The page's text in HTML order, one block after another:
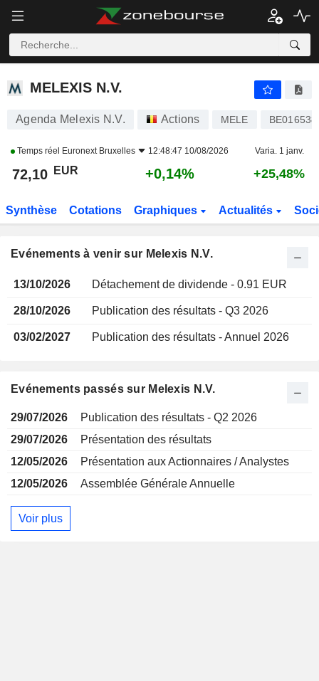
MELEXIS N.V.
MELEXIS N.V.
Agenda Melexis N.V. Actions MELE
Temps réel Euronext Bruxelles 12:48:47 10/08/2026 Varia. 1 janv.
72,10 EUR +0,14% +25,48%
Synthèse Cotations Graphiques Actualités
Evénements à venir sur Melexis N.V.
13/10/2026 Détachement de dividende - 0.91 EUR
28/10/2026 Publication des résultats - Q3 2026
03/02/2027 Publication des résultats - Annuel 2026
Evénements passés sur Melexis N.V.
29/07/2026
Publication des résultats - Q2 2026
29/07/2026
Présentation des résultats
12/05/2026
Présentation aux Actionnaires / Analystes
12/05/2026
Assemblée Générale Annuelle
Voir plus